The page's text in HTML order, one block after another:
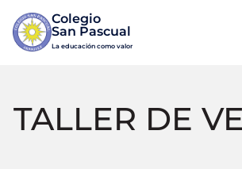
Colegio
La educación como valor
TALLER DE